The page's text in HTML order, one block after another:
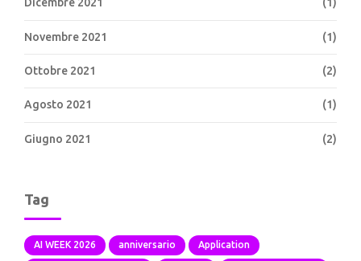
Dicembre 2021 (1)
Novembre 2021 (1)
Ottobre 2021 (2)
Agosto 2021 (1)
Giugno 2021 (2)
Tag
AI WEEK 2026 anniversario Application